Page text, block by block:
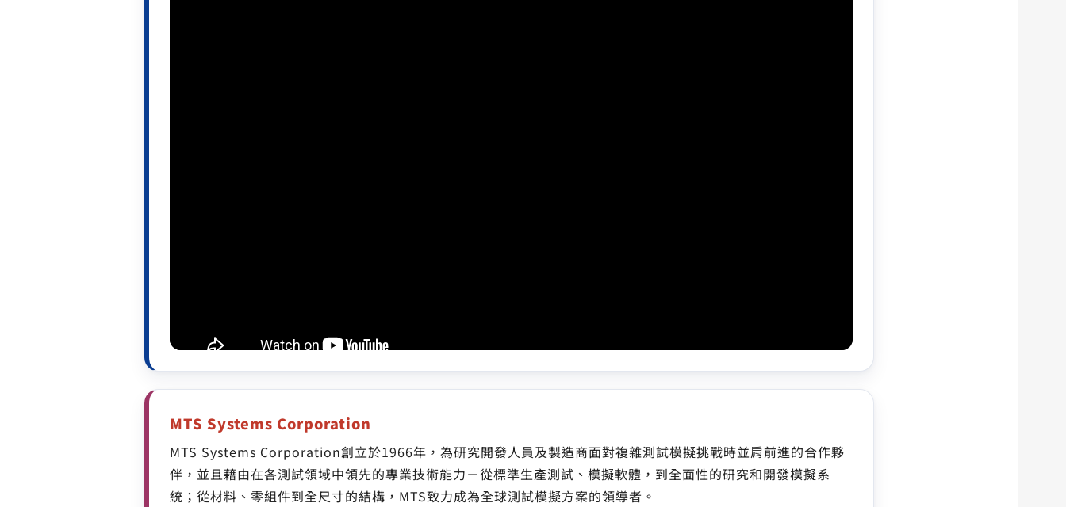
MTS Systems Corporation
MTS Systems Corporation創立於1966年，為研究開發人員及製造商面對複雜測試模擬挑戰時並肩前進的合作夥
伴，並且藉由在各測試領域中領先的專業技術能力－從標準生產測試、模擬軟體，到全面性的研究和開發模擬系
統；從材料、零組件到全尺寸的結構，MTS致力成為全球測試模擬方案的領導者。